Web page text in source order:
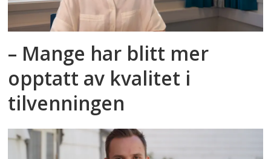
– Mange har blitt mer
opptatt av kvalitet i
tilvenningen